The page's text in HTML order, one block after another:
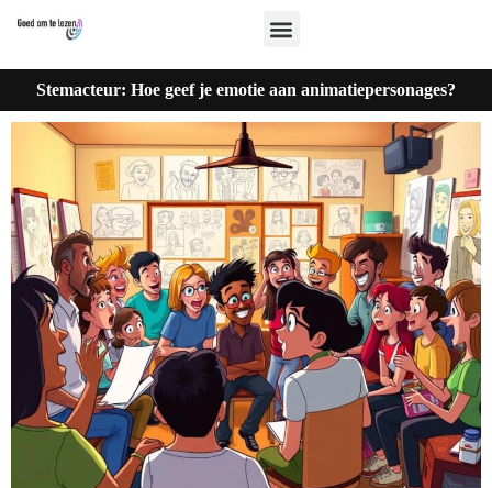
Stemacteur: Hoe geef je emotie aan animatiepersonages?